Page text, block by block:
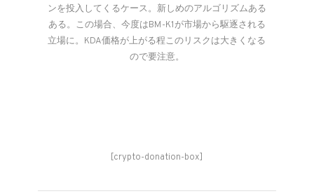
ンを投入してくるケース。新しめのアルゴリズムある
ある。この場合、今度はBM-K1が市場から駆逐される
立場に。KDA価格が上がる程このリスクは大きくなる
ので要注意。
[crypto-donation-box]